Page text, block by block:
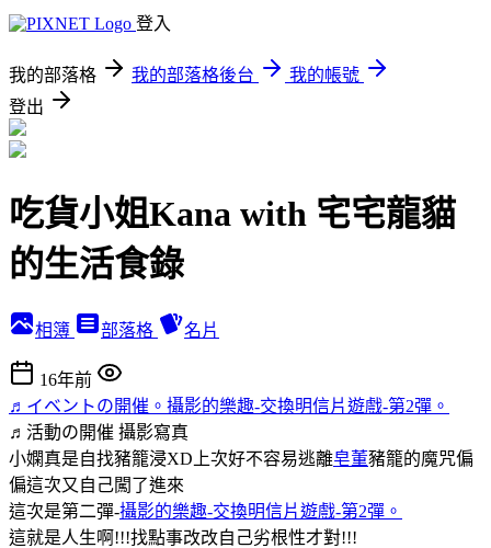
登入
我的部落格 我的部落格後台
我的帳號
登出
吃貨小姐Kana with 宅宅龍貓
的生活食錄
相簿 部落格 名片
16年前
♬イベントの開催。攝影的樂趣-交換明信片遊戲-第2彈。
♬活動の開催 攝影寫真
小嫻真是自找豬籠浸XD上次好不容易逃離皂董豬籠的魔咒偏
偏這次又自己闖了進來
這次是第二彈-攝影的樂趣-交換明信片遊戲-第2彈。
這就是人生啊!!!找點事改改自己劣根性才對!!!